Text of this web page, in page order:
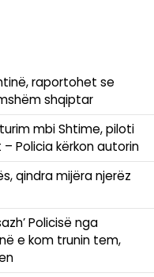
raportohet se
shqiptar
mbi Shtime, piloti
Policia kërkon autorin
qindra mijëra njerëz
Policisë nga
e kom trunin tem,